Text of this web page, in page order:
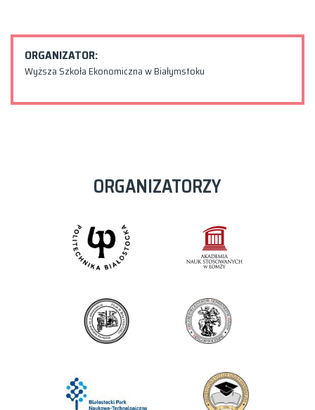
ORGANIZATOR:
Wyższa Szkoła Ekonomiczna w Białymstoku
ORGANIZATORZY